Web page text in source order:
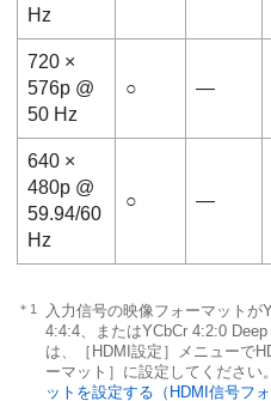
Hz
720 ×
576p @
50 Hz
○ ―
640 ×
480p @
59.94/60
Hz
○ ―
＊1
入力信号の映像フォーマットが
4:4:4、またはYCbCr 4:2:0
は、［ HDMI設定 ］メニューで
ーマット ］に設定してください
ットを設定する（ HDMI信号フ